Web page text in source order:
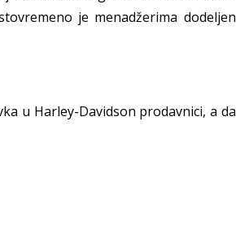
je menadžerima dodeljen
u Harley-Davidson prodavnici, a da